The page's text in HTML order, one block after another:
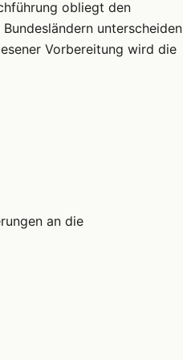
obliegt den
unterscheiden
Vorbereitung wird die
an die